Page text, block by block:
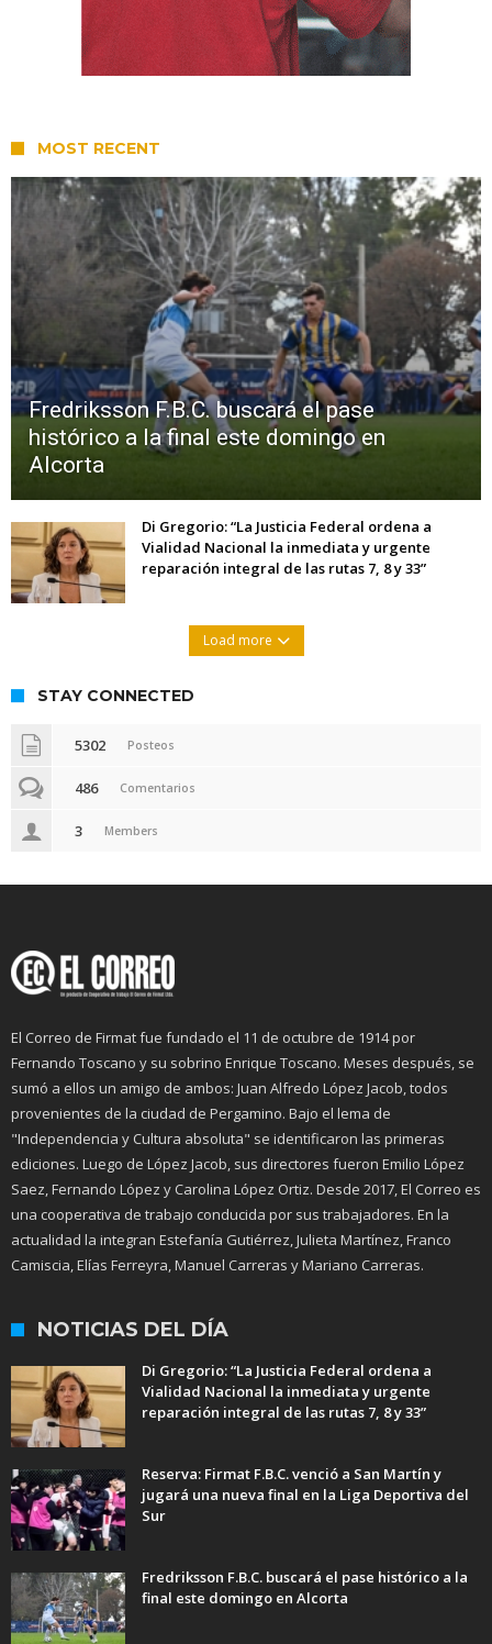
MOST RECENT
Fredriksson F.B.C. buscará el pase
histórico a la final este domingo en
Alcorta
Di Gregorio: “La Justicia Federal ordena a
Vialidad Nacional la inmediata y urgente
reparación integral de las rutas 7, 8 y 33”
Load more
STAY CONNECTED
5302 Posteos
486 Comentarios
3 Members
El Correo de Firmat fue fundado el 11 de octubre de 1914 por
Fernando Toscano y su sobrino Enrique Toscano. Meses después, se
sumó a ellos un amigo de ambos: Juan Alfredo López Jacob, todos
provenientes de la ciudad de Pergamino. Bajo el lema de
"Independencia y Cultura absoluta" se identificaron las primeras
ediciones. Luego de López Jacob, sus directores fueron Emilio López
Saez, Fernando López y Carolina López Ortiz. Desde 2017, El Correo es
una cooperativa de trabajo conducida por sus trabajadores. En la
actualidad la integran Estefanía Gutiérrez, Julieta Martínez, Franco
Camiscia, Elías Ferreyra, Manuel Carreras y Mariano Carreras.
NOTICIAS DEL DÍA
Di Gregorio: “La Justicia Federal ordena a
Vialidad Nacional la inmediata y urgente
reparación integral de las rutas 7, 8 y 33”
Reserva: Firmat F.B.C. venció a San Martín y
jugará una nueva final en la Liga Deportiva del
Sur
Fredriksson F.B.C. buscará el pase histórico a la
final este domingo en Alcorta